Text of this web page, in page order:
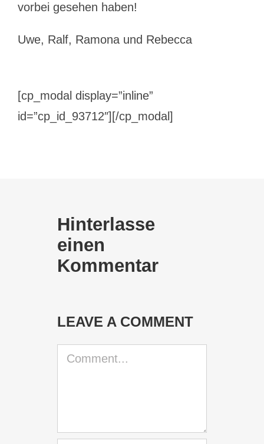
vorbei gesehen haben!
Uwe, Ralf, Ramona und Rebecca
[cp_modal display=”inline”
id=”cp_id_93712″][/cp_modal]
Hinterlasse
einen
Kommentar
LEAVE A COMMENT
Comment